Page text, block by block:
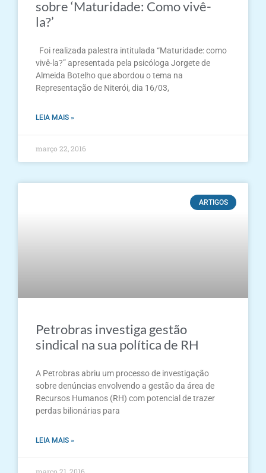
sobre ‘Maturidade: Como vivê-
la?’
Foi realizada palestra intitulada “Maturidade: como
vivê-la?” apresentada pela psicóloga Jorgete de
Almeida Botelho que abordou o tema na
Representação de Niterói, dia 16/03,
LEIA MAIS »
março 22, 2016
ARTIGOS
Petrobras investiga gestão
sindical na sua política de RH
A Petrobras abriu um processo de investigação
sobre denúncias envolvendo a gestão da área de
Recursos Humanos (RH) com potencial de trazer
perdas bilionárias para
LEIA MAIS »